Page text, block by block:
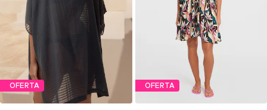
OFERTA OFERTA